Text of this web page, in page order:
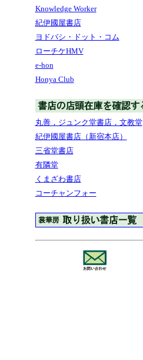
Knowledge Worker
紀伊國屋書店
ヨドバシ・ドット・コム
ローチケHMV
e-hon
Honya Club
丸善，ジュンク堂書店，文教堂
紀伊國屋書店（新宿本店）
三省堂書店
有隣堂
くまざわ書店
コーチャンフォー